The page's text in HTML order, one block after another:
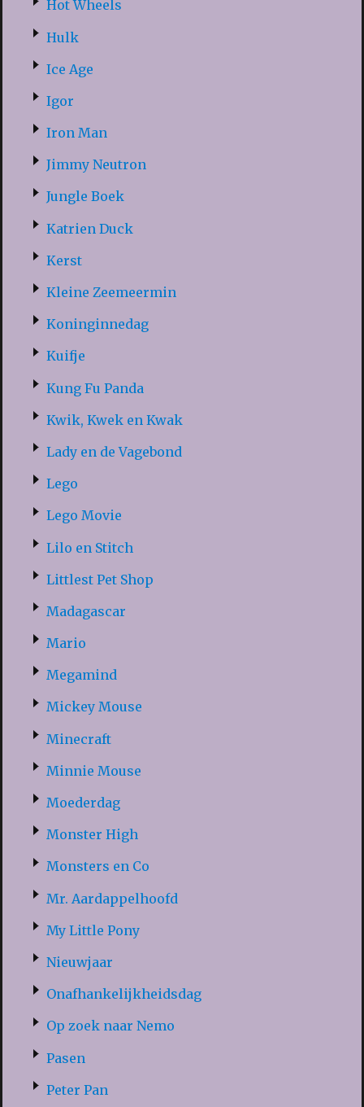
Hot Wheels
Hulk
Ice Age
Igor
Iron Man
Jimmy Neutron
Jungle Boek
Katrien Duck
Kerst
Kleine Zeemeermin
Koninginnedag
Kuifje
Kung Fu Panda
Kwik, Kwek en Kwak
Lady en de Vagebond
Lego
Lego Movie
Lilo en Stitch
Littlest Pet Shop
Madagascar
Mario
Megamind
Mickey Mouse
Minecraft
Minnie Mouse
Moederdag
Monster High
Monsters en Co
Mr. Aardappelhoofd
My Little Pony
Nieuwjaar
Onafhankelijkheidsdag
Op zoek naar Nemo
Pasen
Peter Pan